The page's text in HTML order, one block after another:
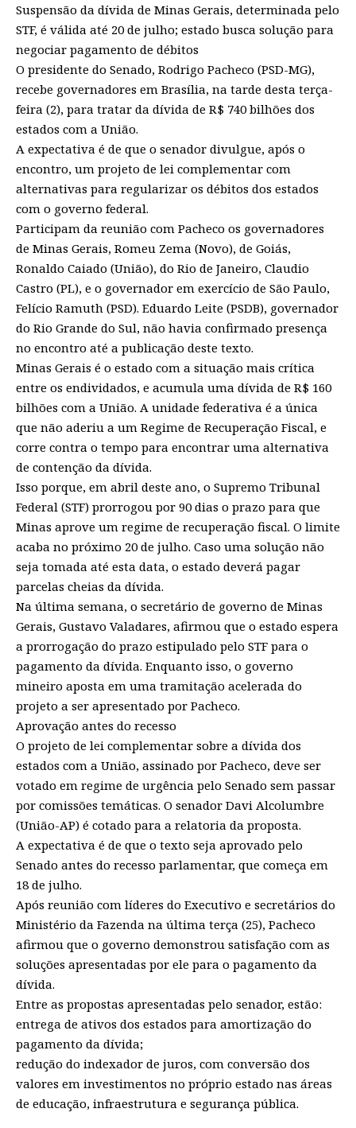
Suspensão da dívida de Minas Gerais, determinada pelo
STF, é válida até 20 de julho; estado busca solução para
negociar pagamento de débitos
O presidente do Senado, Rodrigo Pacheco (PSD-MG),
recebe governadores em Brasília, na tarde desta terça-
feira (2), para tratar da dívida de R$ 740 bilhões dos
estados com a União.
A expectativa é de que o senador divulgue, após o
encontro, um projeto de lei complementar com
alternativas para regularizar os débitos dos estados
com o governo federal.
Participam da reunião com Pacheco os governadores
de Minas Gerais, Romeu Zema (Novo), de Goiás,
Ronaldo Caiado (União), do Rio de Janeiro, Claudio
Castro (PL), e o governador em exercício de São Paulo,
Felício Ramuth (PSD). Eduardo Leite (PSDB), governador
do Rio Grande do Sul, não havia confirmado presença
no encontro até a publicação deste texto.
Minas Gerais é o estado com a situação mais crítica
entre os endividados, e acumula uma dívida de R$ 160
bilhões com a União. A unidade federativa é a única
que não aderiu a um Regime de Recuperação Fiscal, e
corre contra o tempo para encontrar uma alternativa
de contenção da dívida.
Isso porque, em abril deste ano, o Supremo Tribunal
Federal (STF) prorrogou por 90 dias o prazo para que
Minas aprove um regime de recuperação fiscal. O limite
acaba no próximo 20 de julho. Caso uma solução não
seja tomada até esta data, o estado deverá pagar
parcelas cheias da dívida.
Na última semana, o secretário de governo de Minas
Gerais, Gustavo Valadares, afirmou que o estado espera
a prorrogação do prazo estipulado pelo STF para o
pagamento da dívida. Enquanto isso, o governo
mineiro aposta em uma tramitação acelerada do
projeto a ser apresentado por Pacheco.
Aprovação antes do recesso
O projeto de lei complementar sobre a dívida dos
estados com a União, assinado por Pacheco, deve ser
votado em regime de urgência pelo Senado sem passar
por comissões temáticas. O senador Davi Alcolumbre
(União-AP) é cotado para a relatoria da proposta.
A expectativa é de que o texto seja aprovado pelo
Senado antes do recesso parlamentar, que começa em
18 de julho.
Após reunião com líderes do Executivo e secretários do
Ministério da Fazenda na última terça (25), Pacheco
afirmou que o governo demonstrou satisfação com as
soluções apresentadas por ele para o pagamento da
dívida.
Entre as propostas apresentadas pelo senador, estão:
entrega de ativos dos estados para amortização do
pagamento da dívida;
redução do indexador de juros, com conversão dos
valores em investimentos no próprio estado nas áreas
de educação, infraestrutura e segurança pública.